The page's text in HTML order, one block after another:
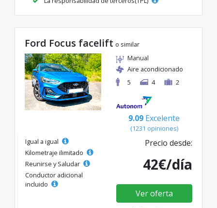
Ford Focus facelift o similar
Manual
Aire acondicionado
5
4 2
9.09 Excelente
(1231 opiniones)
Igual a igual
Kilometraje ilimitado
Reunirse y Saludar
Conductor adicional
incluido
Precio desde:
42€/día
Ver oferta